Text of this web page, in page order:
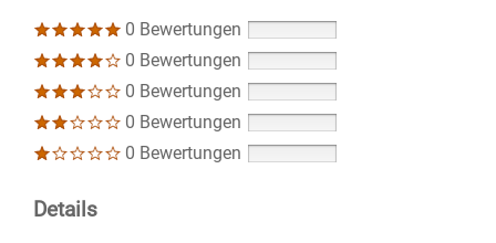
0 Bewertungen
0 Bewertungen
0 Bewertungen
0 Bewertungen
0 Bewertungen
Details